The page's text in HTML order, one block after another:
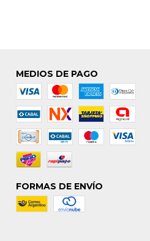
MEDIOS DE PAGO
FORMAS DE ENVÍO